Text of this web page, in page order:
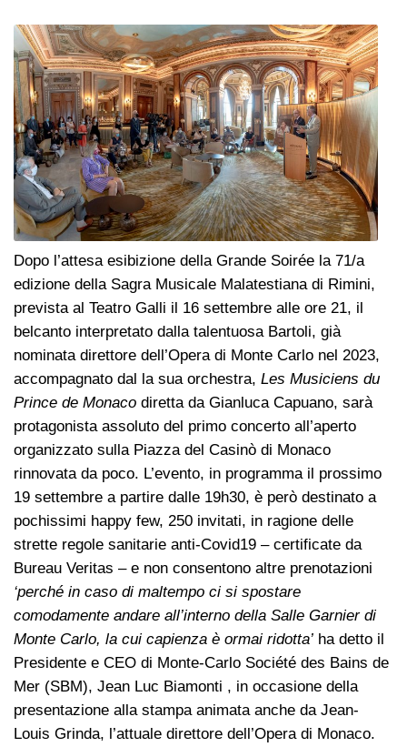
Dopo l’attesa esibizione della Grande Soirée la 71/a
edizione della Sagra Musicale Malatestiana di Rimini,
prevista al Teatro Galli il 16 settembre alle ore 21, il
belcanto interpretato dalla talentuosa Bartoli, già
nominata direttore dell’Opera di Monte Carlo nel 2023,
accompagnato dal la sua orchestra, Les Musiciens du
Prince de Monaco diretta da Gianluca Capuano, sarà
protagonista assoluto del primo concerto all’aperto
organizzato sulla Piazza del Casinò di Monaco
rinnovata da poco. L’evento, in programma il prossimo
19 settembre a partire dalle 19h30, è però destinato a
pochissimi happy few, 250 invitati, in ragione delle
strette regole sanitarie anti-Covid19 – certificate da
Bureau Veritas – e non consentono altre prenotazioni
‘perché in caso di maltempo ci si spostare
comodamente andare all’interno della Salle Garnier di
Monte Carlo, la cui capienza è ormai ridotta’ ha detto il
Presidente e CEO di Monte-Carlo Société des Bains de
Mer (SBM), Jean Luc Biamonti , in occasione della
presentazione alla stampa animata anche da Jean-
Louis Grinda, l’attuale direttore dell’Opera di Monaco.